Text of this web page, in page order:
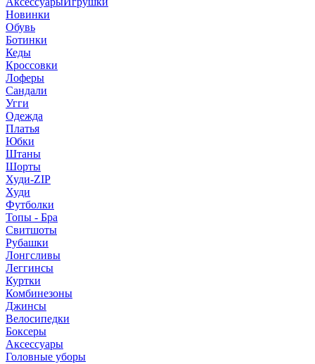
Новинки
Обувь
Ботинки
Кеды
Кроссовки
Лоферы
Сандали
Угги
Одежда
Платья
Юбки
Штаны
Шорты
Худи-ZIP
Худи
Футболки
Топы - Бра
Свитшоты
Рубашки
Лонгсливы
Леггинсы
Куртки
Комбинезоны
Джинсы
Велосипедки
Боксеры
Аксессуары
Головные уборы